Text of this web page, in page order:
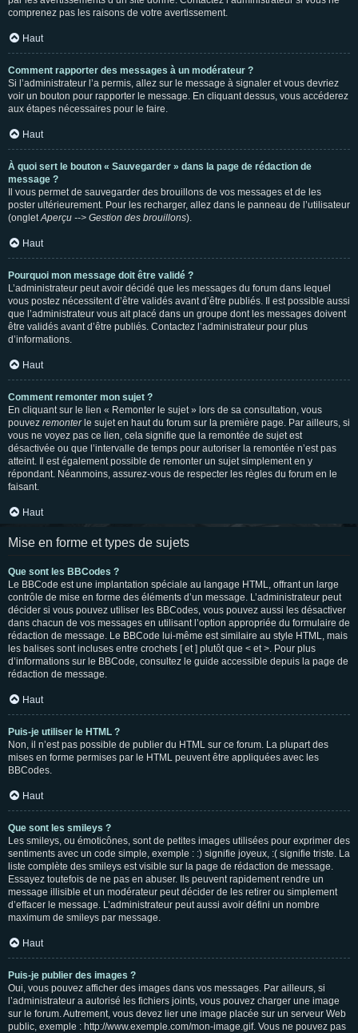
comprenez pas les raisons de votre avertissement.
Haut
Comment rapporter des messages à un modérateur ?
Si l’administrateur l’a permis, allez sur le message à signaler et vous devriez
voir un bouton pour rapporter le message. En cliquant dessus, vous accéderez
aux étapes nécessaires pour le faire.
Haut
À quoi sert le bouton « Sauvegarder » dans la page de rédaction de
message ?
Il vous permet de sauvegarder des brouillons de vos messages et de les
poster ultérieurement. Pour les recharger, allez dans le panneau de l’utilisateur
(ongletAperçu --> Gestion des brouillons).
Haut
Pourquoi mon message doit être validé ?
L’administrateur peut avoir décidé que les messages du forum dans lequel
vous postez nécessitent d’être validés avant d’être publiés. Il est possible aussi
que l’administrateur vous ait placé dans un groupe dont les messages doivent
être validés avant d’être publiés. Contactez l’administrateur pour plus
d’informations.
Haut
Comment remonter mon sujet ?
En cliquant sur le lien « Remonter le sujet » lors de sa consultation, vous
pouvez remonterle sujet en haut du forum sur la première page. Par ailleurs, si
vous ne voyez pas ce lien, cela signifie que la remontée de sujet est
désactivée ou que l’intervalle de temps pour autoriser la remontée n’est pas
atteint. Il est également possible de remonter un sujet simplement en y
répondant. Néanmoins, assurez-vous de respecter les règles du forum en le
faisant.
Haut
Mise en forme et types de sujets
Que sont les BBCodes ?
Le BBCode est une implantation spéciale au langage HTML, offrant un large
contrôle de mise en forme des éléments d’un message. L’administrateur peut
décider si vous pouvez utiliser les BBCodes, vous pouvez aussi les désactiver
dans chacun de vos messages en utilisant l’option appropriée du formulaire de
rédaction de message. Le BBCode lui-même est similaire au style HTML, mais
les balises sont incluses entre crochets [ et ] plutôt que < et >. Pour plus
d’informations sur le BBCode, consultez le guide accessible depuis la page de
rédaction de message.
Haut
Puis-je utiliser le HTML ?
Non, il n’est pas possible de publier du HTML sur ce forum. La plupart des
mises en forme permises par le HTML peuvent être appliquées avec les
BBCodes.
Haut
Que sont les smileys ?
Les smileys, ou émoticônes, sont de petites images utilisées pour exprimer des
sentiments avec un code simple, exemple : :) signifie joyeux, :( signifie triste. La
liste complète des smileys est visible sur la page de rédaction de message.
Essayez toutefois de ne pas en abuser. Ils peuvent rapidement rendre un
message illisible et un modérateur peut décider de les retirer ou simplement
d’effacer le message. L’administrateur peut aussi avoir défini un nombre
maximum de smileys par message.
Haut
Puis-je publier des images ?
Oui, vous pouvez afficher des images dans vos messages. Par ailleurs, si
l’administrateur a autorisé les fichiers joints, vous pouvez charger une image
sur le forum. Autrement, vous devez lier une image placée sur un serveur Web
public, exemple : http://www.exemple.com/mon-image.gif. Vous ne pouvez pas